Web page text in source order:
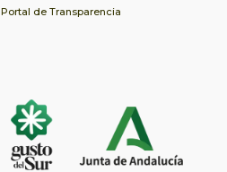
Portal de Transparencia